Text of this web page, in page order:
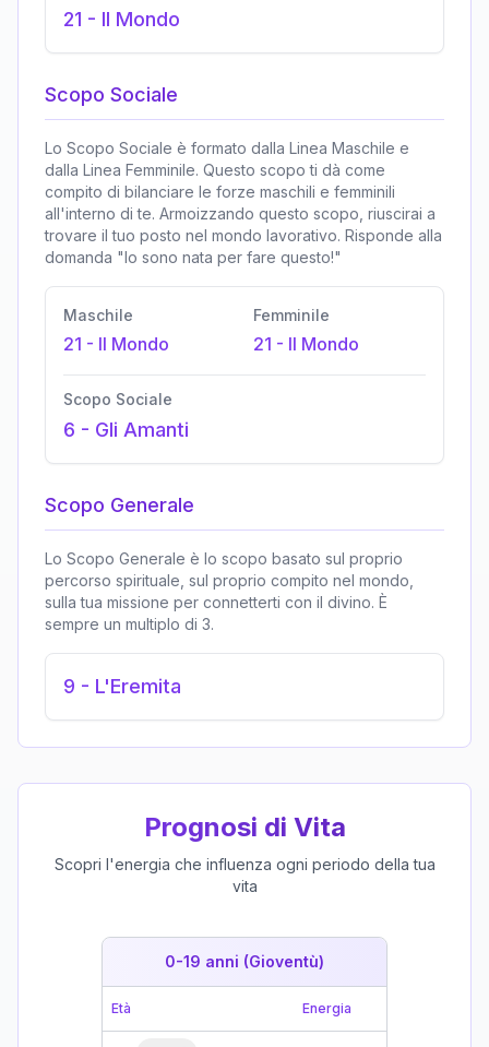
21 - Il Mondo
Scopo Sociale
Lo Scopo Sociale è formato dalla Linea Maschile e
dalla Linea Femminile. Questo scopo ti dà come
compito di bilanciare le forze maschili e femminili
all'interno di te. Armoizzando questo scopo, riuscirai a
trovare il tuo posto nel mondo lavorativo. Risponde alla
domanda "Io sono nata per fare questo!"
Maschile
21 - Il Mondo
Femminile
21 - Il Mondo
Scopo Sociale
6 - Gli Amanti
Scopo Generale
Lo Scopo Generale è lo scopo basato sul proprio
percorso spirituale, sul proprio compito nel mondo,
sulla tua missione per connetterti con il divino. È
sempre un multiplo di 3.
9 - L'Eremita
Prognosi di Vita
Scopri l'energia che influenza ogni periodo della tua
vita
0-19 anni (Gioventù)
Età Energia